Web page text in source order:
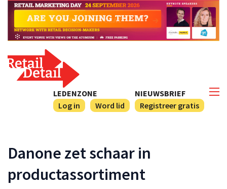
NIEUWSBRIEF
Registreer gratis
LEDENZONE
Log in
Word lid
Danone zet schaar in
productassortiment